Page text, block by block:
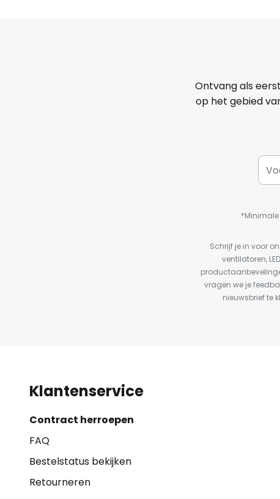
Ontvang als
op het gebied
Schrijf je in voor
ventilatoren,
vragen we je
nieuwsbrief te
Klantenservice
Contract herroepen
FAQ
Bestelstatus bekijken
Retourneren